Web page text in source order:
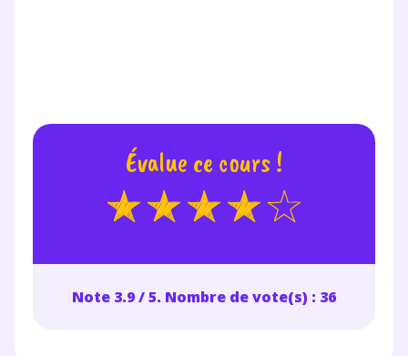
Évalue ce cours !
Note 3.9 / 5. Nombre de vote(s) : 36